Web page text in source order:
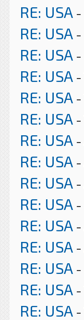
RE: USA -
RE: USA -
RE: USA -
RE: USA -
RE: USA -
RE: USA -
RE: USA -
RE: USA -
RE: USA -
RE: USA -
RE: USA -
RE: USA -
RE: USA -
RE: USA -
RE: USA -